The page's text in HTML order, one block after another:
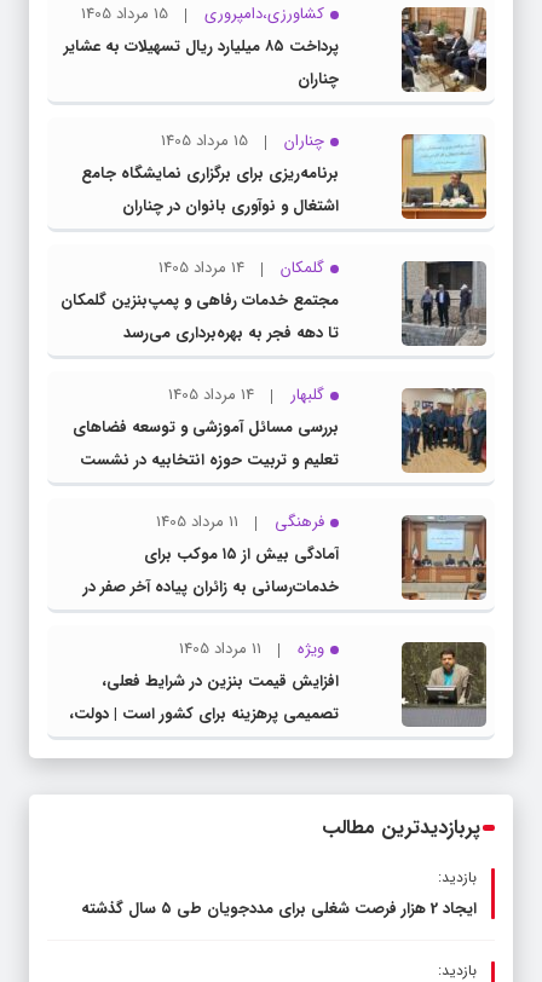
کشاورزی،دامپروری
15 مرداد 1405
پرداخت ۸۵ میلیارد ریال تسهیلات به عشایر
چناران
چناران
15 مرداد 1405
برنامه‌ریزی برای برگزاری نمایشگاه جامع
اشتغال و نوآوری بانوان در چناران
گلمکان
14 مرداد 1405
مجتمع خدمات رفاهی و پمپ‌بنزین گلمکان
تا دهه فجر به بهره‌برداری می‌رسد
گلبهار
14 مرداد 1405
بررسی مسائل آموزشی و توسعه فضاهای
تعلیم و تربیت حوزه انتخابیه در نشست
مشترک عضو کمیسیون آموزش مجلس با
مدیرکل آموزش و پرورش خراسان رضوی
فرهنگی
11 مرداد 1405
آمادگی بیش از ۱۵ موکب برای
خدمات‌رسانی به زائران پیاده آخر صفر در
شهرستان چناران
ویژه
11 مرداد 1405
افزایش قیمت بنزین در شرایط فعلی،
تصمیمی پرهزینه برای کشور است | دولت،
قاچاق سوخت و عوامل اصلی ناترازی را
پربازدیدترین مطالب
بازدید:
ایجاد 2 هزار فرصت شغلی برای مددجویان طی ۵ سال گذشته
بازدید: